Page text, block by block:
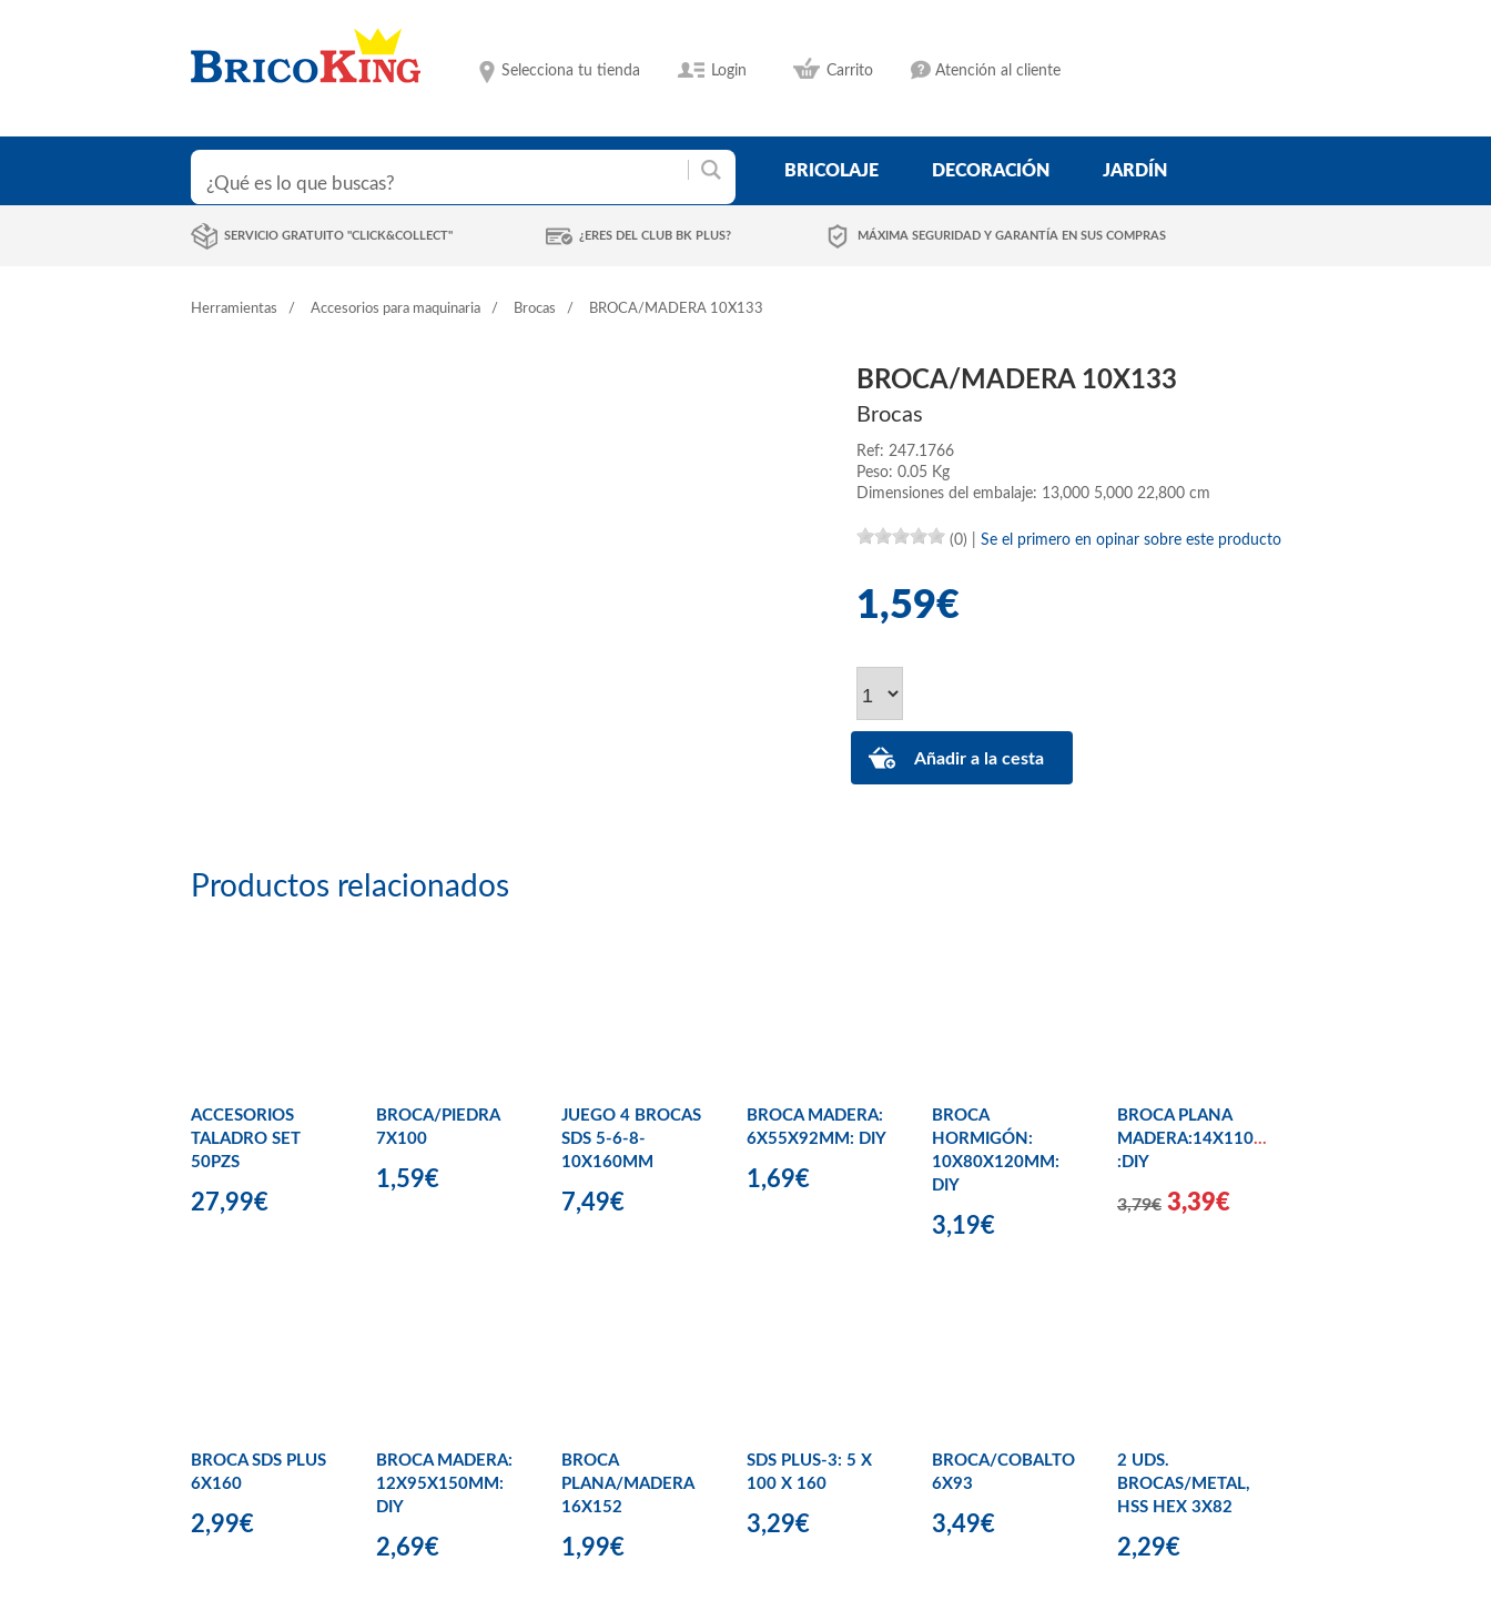
Selecciona tu tienda Login Carrito Atención al cliente
BRICOLAJE DECORACIÓN JARDÍN
SERVICIO GRATUITO "CLICK&COLLECT" ¿ERES DEL CLUB BK PLUS? MÁXIMA SEGURIDAD Y GARANTÍA EN SUS COMPRAS
Herramientas Accesorios para maquinaria Brocas BROCA/MADERA 10X133
BROCA/MADERA 10X133
Brocas
Ref: 247.1766
Peso: 0.05 Kg
Dimensiones del embalaje: 13,000 5,000 22,800 cm
(0) Se el primero en opinar sobre este producto
1,59€
Productos relacionados
ACCESORIOS
TALADRO SET
50PZS
27,99€
BROCA/PIEDRA
7X100
1,59€
JUEGO 4 BROCAS
SDS 5-6-8-
10X160MM
7,49€
BROCA MADERA:
6X55X92MM: DIY
1,69€
BROCA
HORMIGÓN:
10X80X120MM:
DIY
3,19€
BROCA PLANA
MADERA:14X110X155MM
:DIY
3,79€ 3,39€
BROCA SDS PLUS
6X160
2,99€
BROCA MADERA:
12X95X150MM:
DIY
2,69€
BROCA
PLANA/MADERA
16X152
1,99€
SDS PLUS-3: 5 X
100 X 160
3,29€
BROCA/COBALTO
6X93
3,49€
2 UDS.
BROCAS/METAL,
HSS HEX 3X82
2,29€